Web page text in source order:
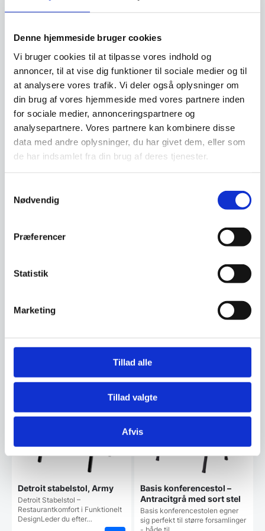
Denne hjemmeside bruger cookies
Vi bruger cookies til at tilpasse vores indhold og
annoncer, til at vise dig funktioner til sociale medier og til
at analysere vores trafik. Vi deler også oplysninger om
din brug af vores hjemmeside med vores partnere inden
for sociale medier, annonceringspartnere og
analysepartnere. Vores partnere kan kombinere disse
data med andre oplysninger, du har givet dem, eller som
de har indsamlet fra din brug af deres tjenester.
Nødvendig
Præferencer
Statistik
Marketing
Tillad alle
Tillad valgte
Afvis
Relaterede varer
SPAR 39%
Antracitgrå PU
inspireret af det moderne
nordiske design.Stolen er…
pris
Den
er:
699,00 DKK.
SPAR 54%
Banquetstol Primo SQ i
Banquetstolen Primo SQ i
kunstlæder med firkantet ryg er
oprindelige
var:
499,00 DKK.
aktuelle
pris
er:
229,00 DKK.
Vi prismatcher
Detroit stabelstol, Army
Detroit Stabelstol –
Restaurantkomfort i Funktionelt
DesignLeder du efter…
Basis konferencestol –
Antracitgrå med sort stel
Basis konferencestolen egner
sig perfekt til større forsamlinger